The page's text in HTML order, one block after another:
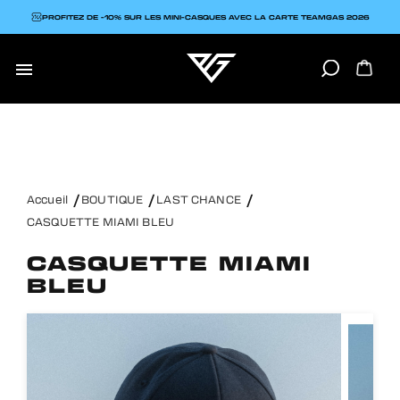

PROFITEZ DE -10% SUR LES MINI-CASQUES AVEC LA CARTE TEAMGAS 2026
Accueil BOUTIQUE
LAST CHANCE
CASQUETTE MIAMI BLEU
CASQUETTE MIAMI
BLEU